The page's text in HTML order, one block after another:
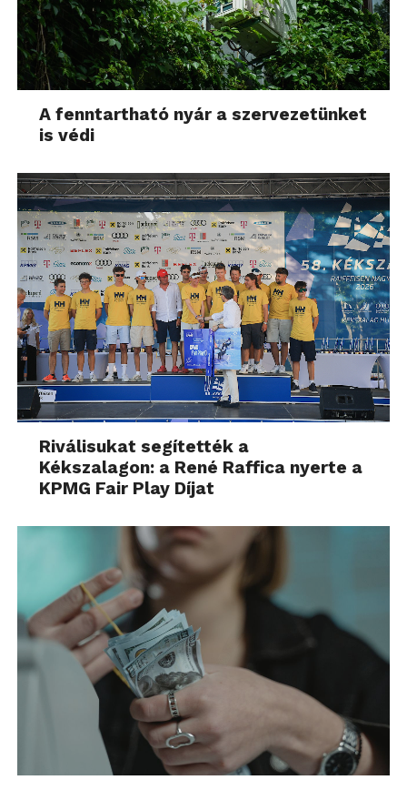
A fenntartható nyár a szervezetünket
is védi
Riválisukat segítették a
Kékszalagon: a René Raffica nyerte a
KPMG Fair Play Díjat